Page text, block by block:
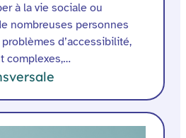
à la vie sociale ou
nombreuses personnes
d’accessibilité,
complexes,…